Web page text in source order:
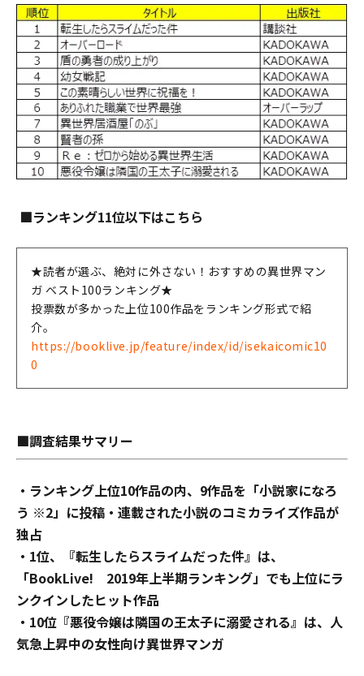
■ランキング11位以下はこちら
★読者が選ぶ、絶対に外さない！おすすめの異世界マン
ガ ベスト100ランキング★
投票数が多かった上位100作品をランキング形式で紹
介。
https://booklive.jp/feature/index/id/isekaicomic10
0
■調査結果サマリー
・ランキング上位10作品の内、9作品を「小説家になろ
う ※2」に投稿・連載された小説のコミカライズ作品が
独占
・1位、『転生したらスライムだった件』は、
「BookLive! 2019年上半期ランキング」でも上位にラ
ンクインしたヒット作品
・10位『悪役令嬢は隣国の王太子に溺愛される』は、人
気急上昇中の女性向け異世界マンガ